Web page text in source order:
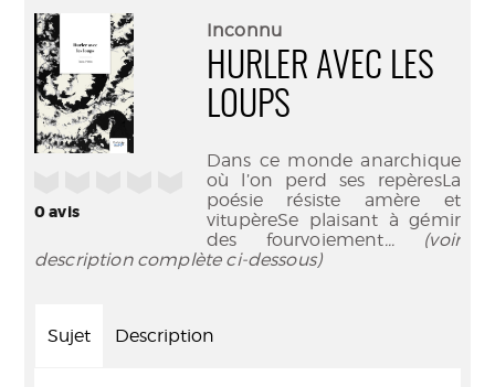
0avis
Inconnu
HURLER AVEC LES
LOUPS
Dans ce monde anarchique
où l’on perd ses repèresLa
poésie résiste amère et
vitupèreSe plaisant à gémir
des fourvoiement... (voir
description complète ci-dessous)
Sujet Description